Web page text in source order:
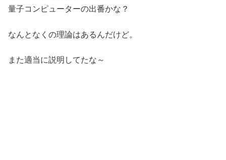
量子コンピューターの出番かな？
なんとなくの理論はあるんだけど。
また適当に説明してたな～